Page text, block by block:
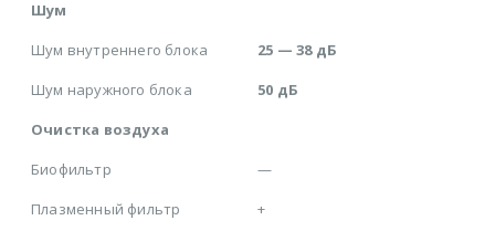
Шум
Шум внутреннего блока
25 — 38 дБ
Шум наружного блока
50 дБ
Очистка воздуха
Биофильтр
—
Плазменный фильтр
+